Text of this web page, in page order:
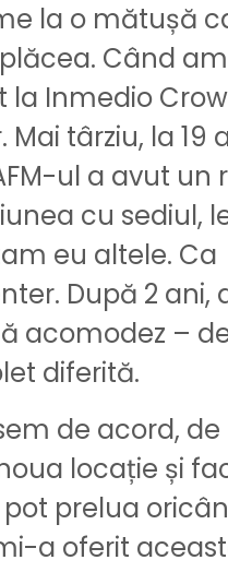
la o mătușă
Când
Inmedio
târziu, la 19
ul a avut un
cu sediul,
eu altele. Ca
După 2 ani,
acomodez –
diferită.
de acord, de
locație și
prelua
a oferit